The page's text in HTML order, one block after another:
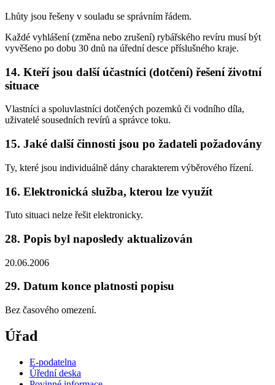
Lhůty jsou řešeny v souladu se správním řádem.
Každé vyhlášení (změna nebo zrušení) rybářského revíru musí být
vyvěšeno po dobu 30 dnů na úřední desce příslušného kraje.
14. Kteří jsou další účastníci (dotčení) řešení životní
situace
Vlastníci a spoluvlastníci dotčených pozemků či vodního díla,
uživatelé sousedních revírů a správce toku.
15. Jaké další činnosti jsou po žadateli požadovány
Ty, které jsou individuálně dány charakterem výběrového řízení.
16. Elektronická služba, kterou lze využít
Tuto situaci nelze řešit elektronicky.
28. Popis byl naposledy aktualizován
20.06.2006
29. Datum konce platnosti popisu
Bez časového omezení.
Úřad
E-podatelna
Úřední deska